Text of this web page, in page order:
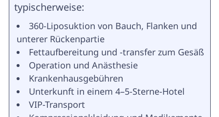
typischerweise:
360-Liposuktion von Bauch, Flanken und
unterer Rückenpartie
Fettaufbereitung und -transfer zum Gesäß
Operation und Anästhesie
Krankenhausgebühren
Unterkunft in einem 4–5-Sterne-Hotel
VIP-Transport